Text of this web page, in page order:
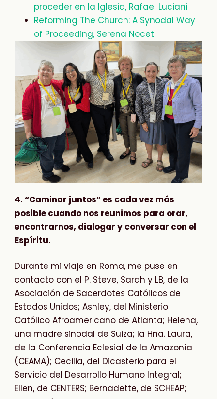
proceder en la Iglesia, Rafael Luciani
Reforming The Church: A Synodal Way
of Proceeding, Serena Noceti
4. “Caminar juntos” es cada vez más
posible cuando nos reunimos para orar,
encontrarnos, dialogar y conversar con el
Espíritu.
Durante mi viaje en Roma, me puse en
contacto con el P. Steve, Sarah y LB, de la
Asociación de Sacerdotes Católicos de
Estados Unidos; Ashley, del Ministerio
Católico Afroamericano de Atlanta; Helena,
una madre sinodal de Suiza; la Hna. Laura,
de la Conferencia Eclesial de la Amazonía
(CEAMA); Cecilia, del Dicasterio para el
Servicio del Desarrollo Humano Integral;
Ellen, de CENTERS; Bernadette, de SCHEAP;